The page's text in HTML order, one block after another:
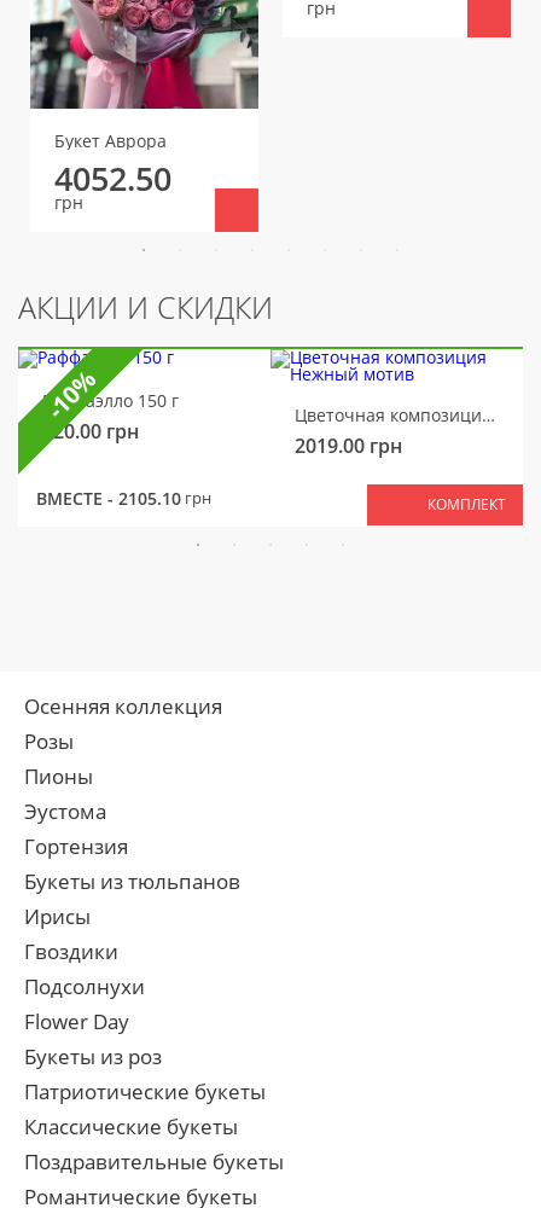
Букет Аврора
4052.50
грн
грн
АКЦИИ И СКИДКИ
Раффаэлло 150 г
320.00 грн
Цветочная композиция Нежный мотив
2019.00 грн
ВМЕСТЕ - 2105.10 грн КОМПЛЕКТ
-10%
Осенняя коллекция
Розы
Пионы
Эустома
Гортензия
Букеты из тюльпанов
Ирисы
Гвоздики
Подсолнухи
Flower Day
Букеты из роз
Патриотические букеты
Классические букеты
Поздравительные букеты
Романтические букеты